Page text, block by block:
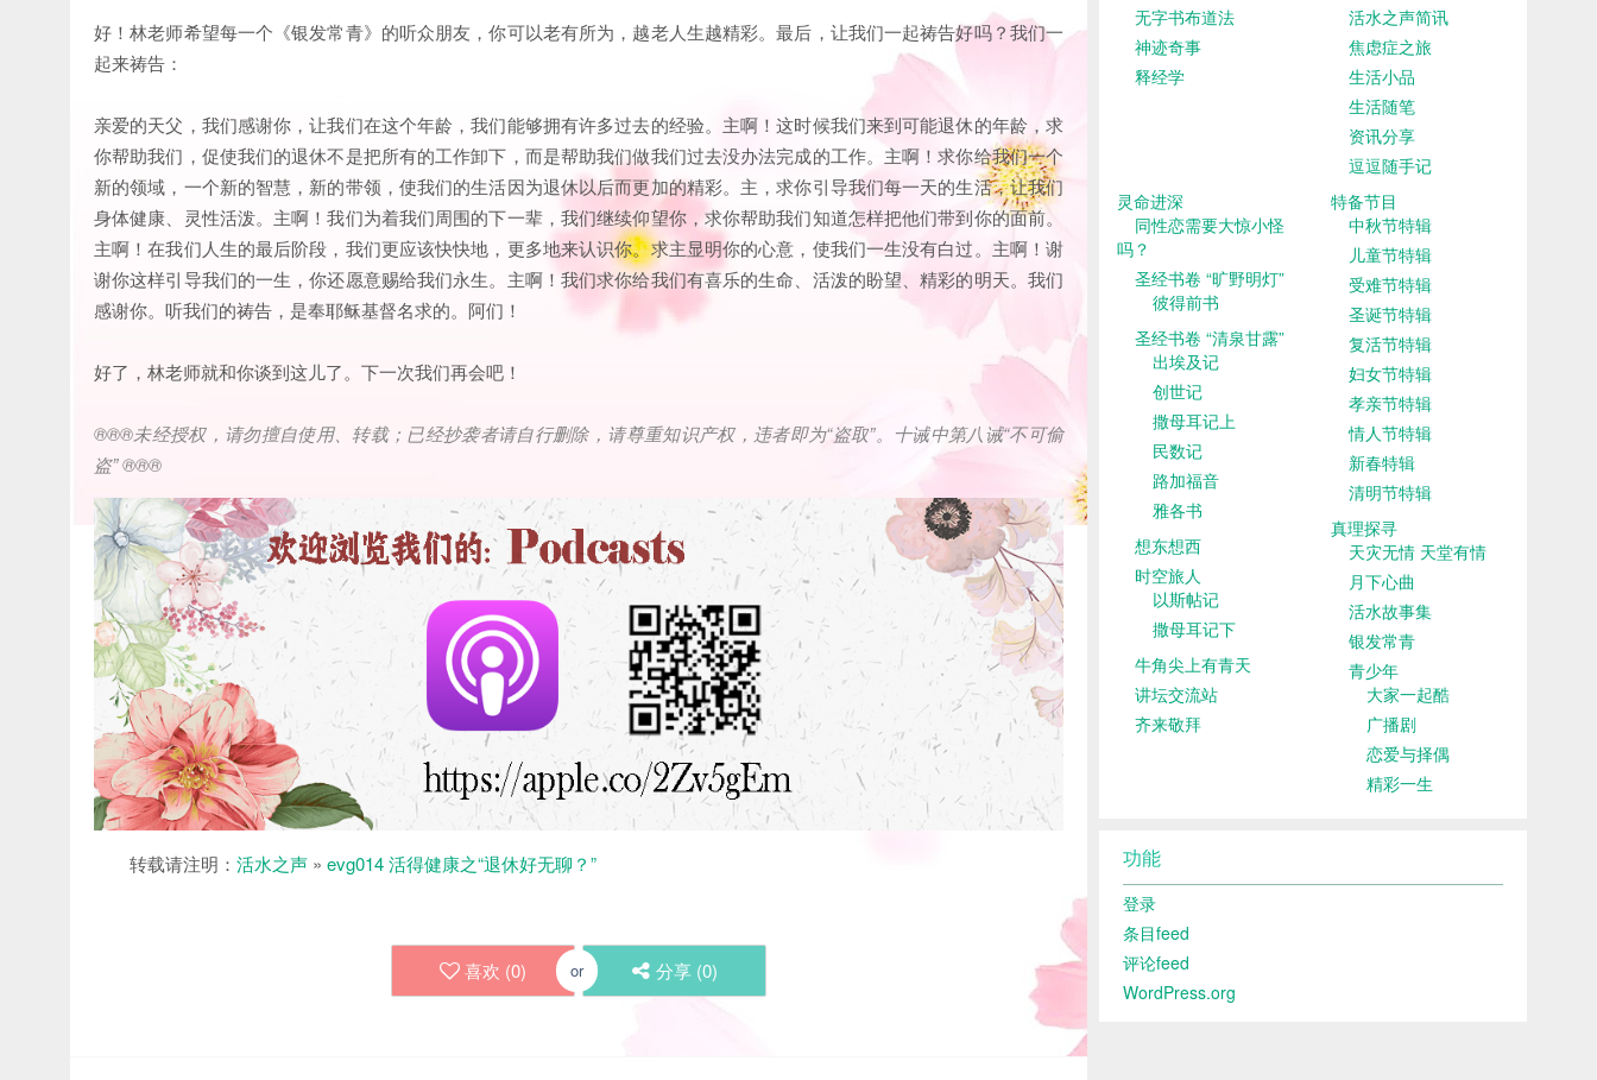
好！林老师希望每一个《银发常青》的听众朋友，你可以老有所为，越老人生越精彩。最后，让我们一起祷告好吗？我们一
起来祷告：
亲爱的天父，我们感谢你，让我们在这个年龄，我们能够拥有许多过去的经验。主啊！这时候我们来到可能退休的年龄，求
你帮助我们，促使我们的退休不是把所有的工作卸下，而是帮助我们做我们过去没办法完成的工作。主啊！求你给我们一个
新的领域，一个新的智慧，新的带领，使我们的生活因为退休以后而更加的精彩。主，求你引导我们每一天的生活，让我们
身体健康、灵性活泼。主啊！我们为着我们周围的下一辈，我们继续仰望你，求你帮助我们知道怎样把他们带到你的面前。
主啊！在我们人生的最后阶段，我们更应该快快地，更多地来认识你。求主显明你的心意，使我们一生没有白过。主啊！谢
谢你这样引导我们的一生，你还愿意赐给我们永生。主啊！我们求你给我们有喜乐的生命、活泼的盼望、精彩的明天。我们
感谢你。听我们的祷告，是奉耶稣基督名求的。阿们！
好了，林老师就和你谈到这儿了。下一次我们再会吧！
®®®未经授权，请勿擅自使用、转载；已经抄袭者请自行删除，请尊重知识产权，违者即为“盗取”。十诫中第八诫“不可偷
盗” ®®®
转载请注明： 活水之声 » evg014 活得健康之“退休好无聊？”
喜欢 (0) or 分享 (0)
无字书布道法
神迹奇事
释经学
活水之声简讯
焦虑症之旅
生活小品
生活随笔
资讯分享
逗逗随手记
灵命进深
同性恋需要大惊小怪
吗？
圣经书卷 “旷野明灯”
彼得前书
圣经书卷 “清泉甘露”
出埃及记
创世记
撒母耳记上
民数记
路加福音
雅各书
想东想西
时空旅人
以斯帖记
撒母耳记下
牛角尖上有青天
讲坛交流站
齐来敬拜
特备节目
中秋节特辑
儿童节特辑
受难节特辑
圣诞节特辑
复活节特辑
妇女节特辑
孝亲节特辑
情人节特辑
新春特辑
清明节特辑
真理探寻
天灾无情 天堂有情
月下心曲
活水故事集
银发常青
青少年
大家一起酷
广播剧
恋爱与择偶
精彩一生
功能
登录
条目feed
评论feed
WordPress.org